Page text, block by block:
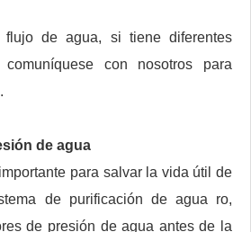
flujo de agua, si tiene diferentes
con nosotros para
de agua
para salvar la vida útil de
de purificación de agua ro,
de presión de agua antes de la